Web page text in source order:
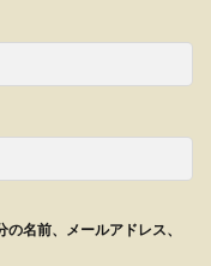
名前、メールアドレス、